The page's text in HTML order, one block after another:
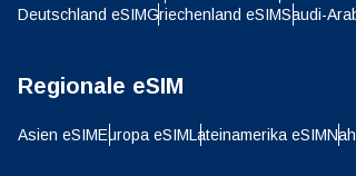
Deutschland eSIMGriechenland eSIMSaudi-
Regionale eSIM
Asien eSIMEuropa eSIMLateinamerika eSIM